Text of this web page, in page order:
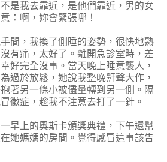
是我去靠近，是他們靠近，男的女
：啊，妳會緊張哪！
間，我換了側睡的姿勢，很快地熟
有痛，太好了。離開急診室時，差
好完全沒事。當天晚上睡意襲人，
過於放鬆，她說我整晚鼾聲大作，
著另一條小被儘量轉到另一側。隔
徵症，趁我不注意去打了一針。
早上的奧斯卡頒獎典禮，下午還幫
她媽媽的房間。覺得感冒這事該告